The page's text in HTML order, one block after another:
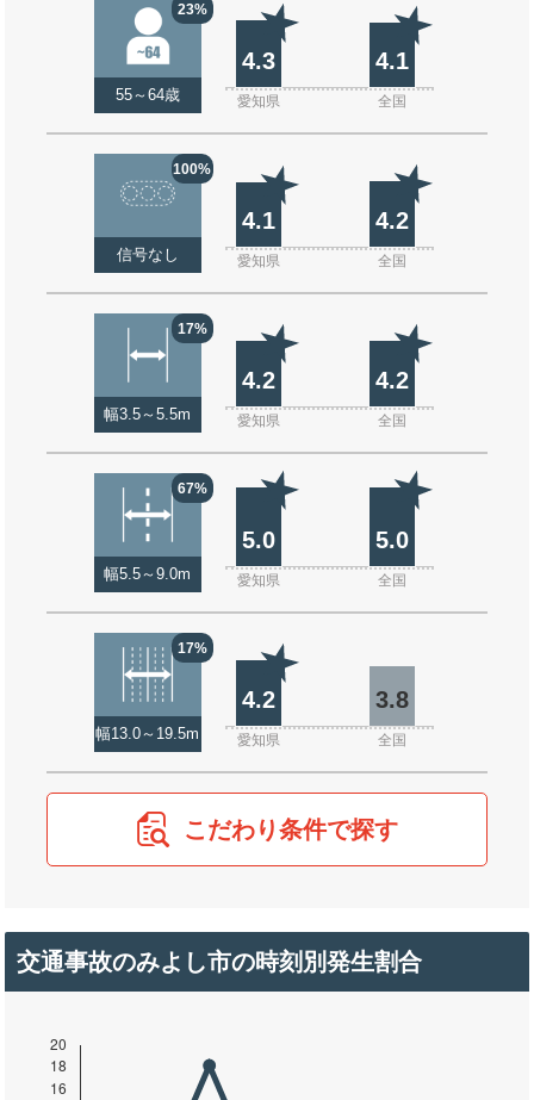
23%
55～64歳
4.3 4.1
愛知県 全国
100%
信号なし
4.1 4.2
愛知県 全国
17%
幅3.5～5.5m
4.2 4.2
愛知県 全国
67%
幅5.5～9.0m
5.0 5.0
愛知県 全国
17%
幅13.0～19.5m
4.2 3.8
愛知県 全国
こだわり条件で探す
交通事故のみよし市の時刻別発生割合